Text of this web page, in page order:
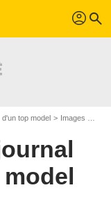
profil search
top model Images du documentaire Picture Me, le journal vérité d'un top model